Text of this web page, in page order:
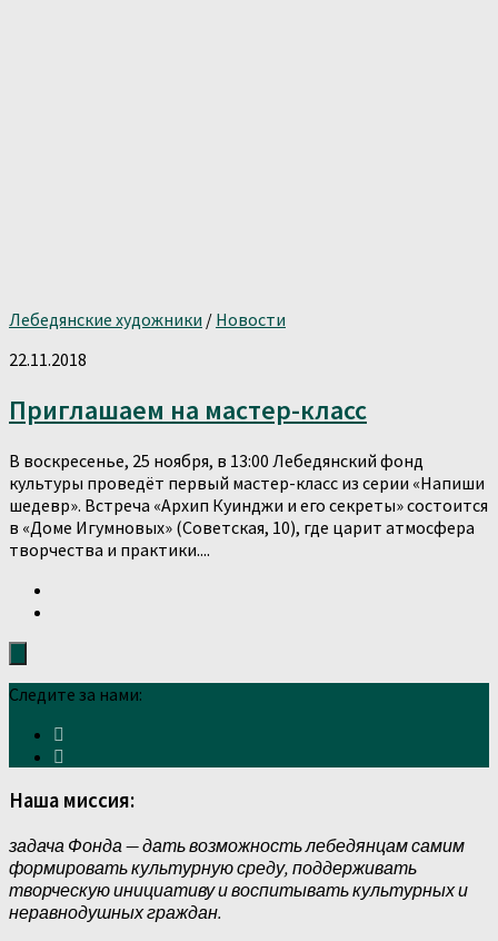
Лебедянские художники / Новости
22.11.2018
Приглашаем на мастер-класс
В воскресенье, 25 ноября, в 13:00 Лебедянский фонд
культуры проведёт первый мастер-класс из серии «Напиши
шедевр». Встреча «Архип Куинджи и его секреты» состоится
в «Доме Игумновых» (Советская, 10), где царит атмосфера
творчества и практики....
Следите за нами:
Наша миссия:
задача Фонда — дать возможность лебедянцам самим
формировать культурную среду, поддерживать
творческую инициативу и воспитывать культурных и
неравнодушных граждан.